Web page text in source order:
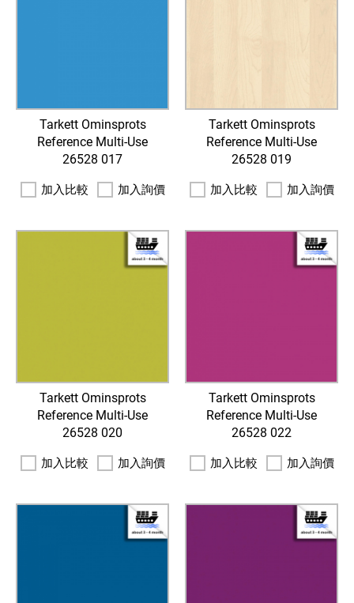
Tarkett Ominsprots
Reference Multi-Use
26528 017
加入比較 加入詢價
Tarkett Ominsprots
Reference Multi-Use
26528 019
加入比較 加入詢價
Tarkett Ominsprots
Reference Multi-Use
26528 020
加入比較 加入詢價
Tarkett Ominsprots
Reference Multi-Use
26528 022
加入比較 加入詢價